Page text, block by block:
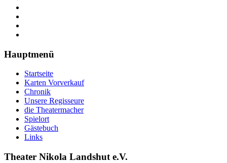
Hauptmenü
Startseite
Karten Vorverkauf
Chronik
Unsere Regisseure
die Theatermacher
Spielort
Gästebuch
Links
Theater Nikola Landshut e.V.